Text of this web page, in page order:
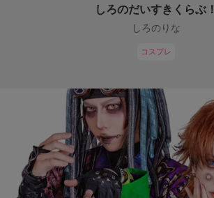
しろのだいすきくらぶ！
しろのりな
コスプレ